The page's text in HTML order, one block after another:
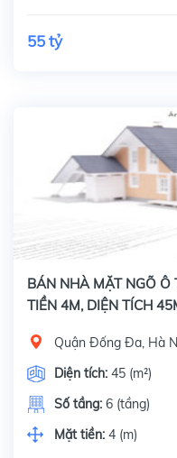
55 tỷ
BÁN NHÀ MẶT NGÕ
TIỀN 4M, DIỆN TÍCH
Quận Đống Đa, Hà
Diện tích: 45 (m²)
Số tầng: 6 (tầng)
Mặt tiền: 4 (m)